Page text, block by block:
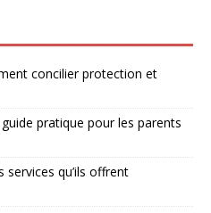
concilier protection et
pratique pour les parents
services qu’ils offrent